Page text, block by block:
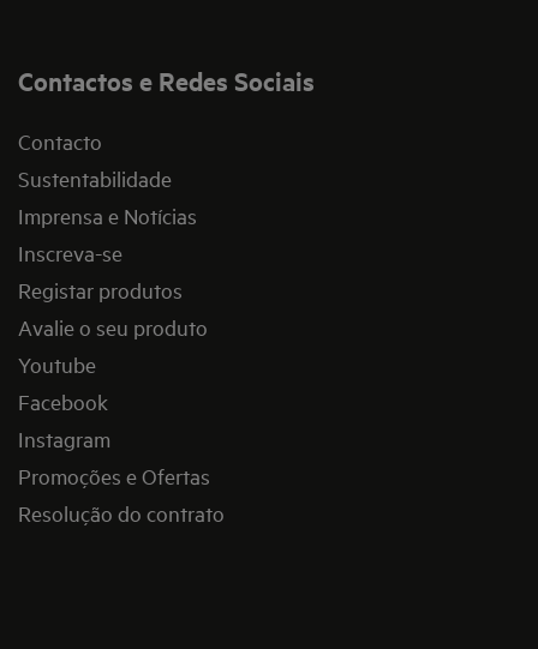
Contactos e Redes Sociais
Contacto
Sustentabilidade
Imprensa e Notícias
Inscreva-se
Registar produtos
Avalie o seu produto
Youtube
Facebook
Instagram
Promoções e Ofertas
Resolução do contrato